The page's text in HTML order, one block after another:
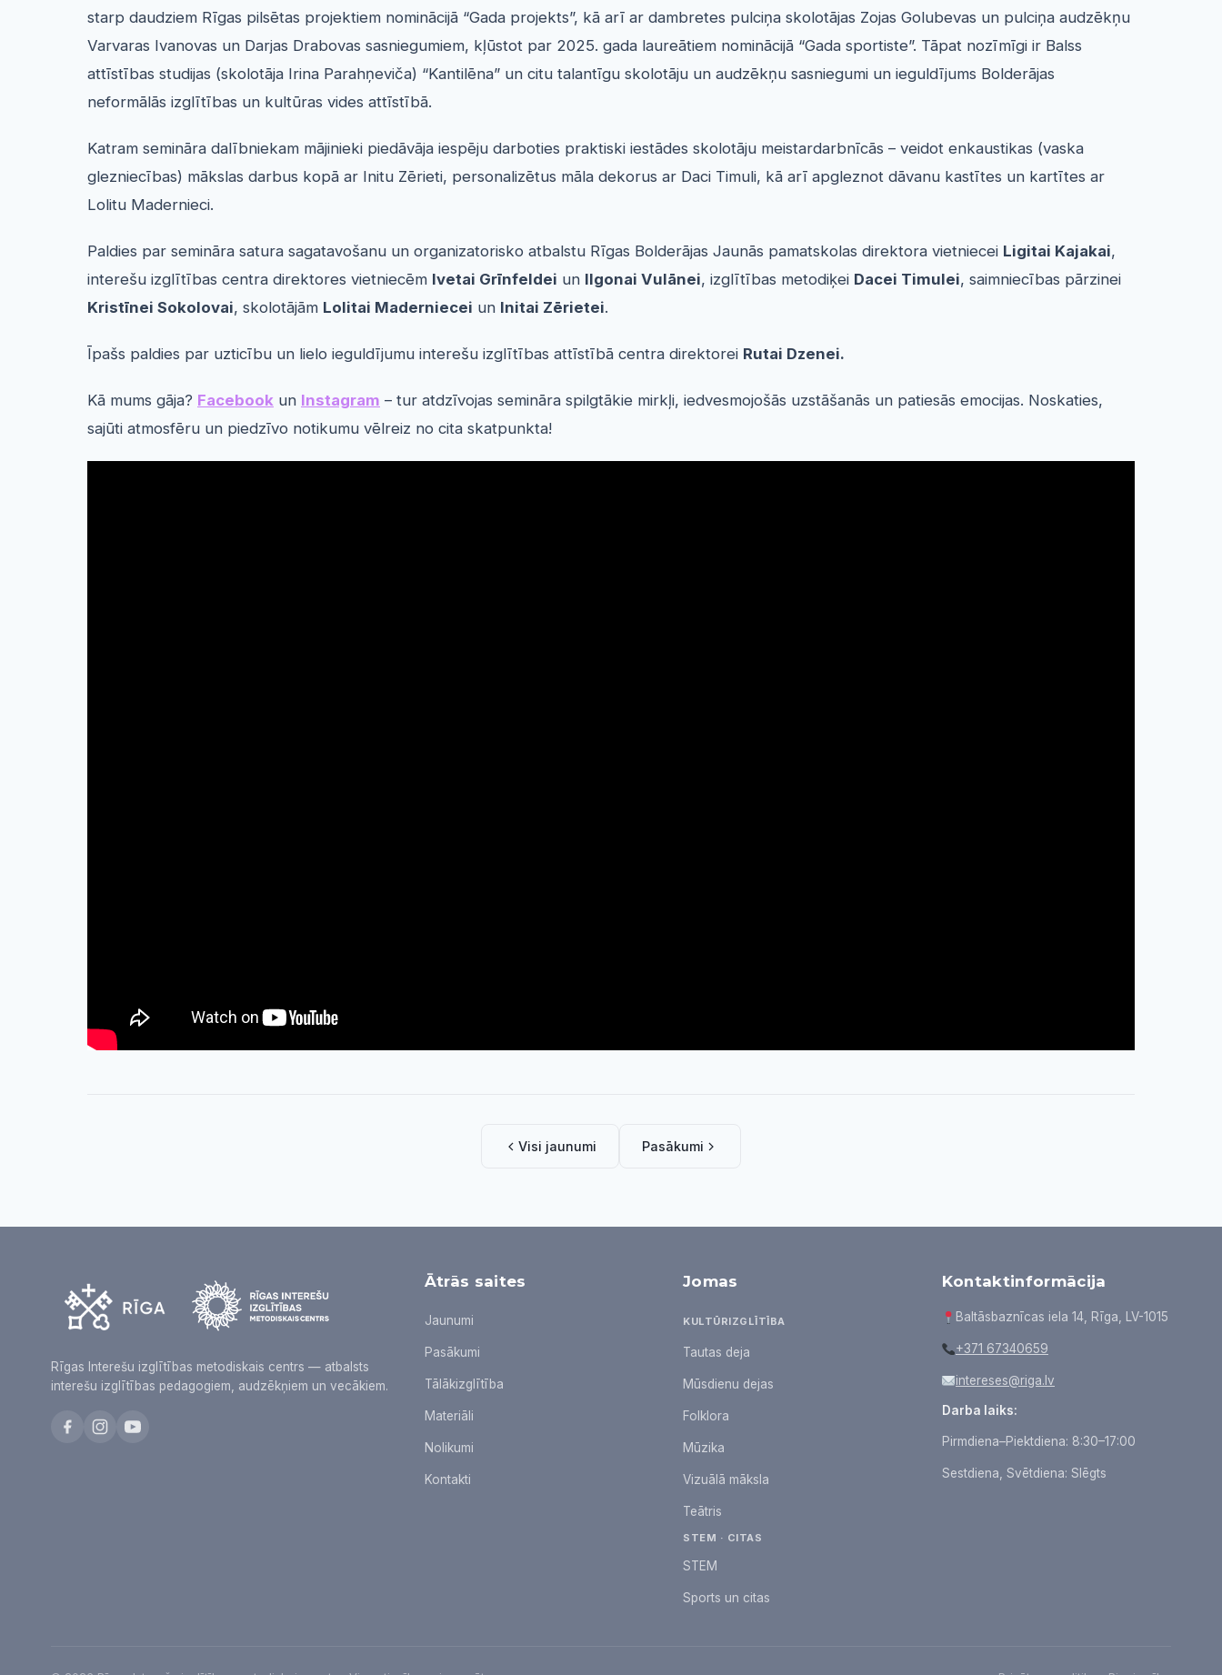
starp daudziem Rīgas pilsētas projektiem nominācijā “Gada projekts”, kā arī ar dambretes pulciņa skolotājas Zojas Golubevas un pulciņa audzēkņu
Varvaras Ivanovas un Darjas Drabovas sasniegumiem, kļūstot par 2025. gada laureātiem nominācijā “Gada sportiste”. Tāpat nozīmīgi ir Balss
attīstības studijas (skolotāja Irina Parahņeviča) “Kantilēna” un citu talantīgu skolotāju un audzēkņu sasniegumi un ieguldījums Bolderājas
neformālās izglītības un kultūras vides attīstībā.
Katram semināra dalībniekam mājinieki piedāvāja iespēju darboties praktiski iestādes skolotāju meistardarbnīcās – veidot enkaustikas (vaska
glezniecības) mākslas darbus kopā ar Initu Zērieti, personalizētus māla dekorus ar Daci Timuli, kā arī apgleznot dāvanu kastītes un kartītes ar
Lolitu Madernieci.
Paldies par semināra satura sagatavošanu un organizatorisko atbalstu Rīgas Bolderājas Jaunās pamatskolas direktora vietniecei Ligitai Kajakai,
interešu izglītības centra direktores vietniecēm Ivetai Grīnfeldei un Ilgonai Vulānei, izglītības metodiķei Dacei Timulei, saimniecības pārzinei
Kristīnei Sokolovai, skolotājām Lolitai Maderniecei un Initai Zērietei.
Īpašs paldies par uzticību un lielo ieguldījumu interešu izglītības attīstībā centra direktorei Rutai Dzenei.
Kā mums gāja? Facebook un Instagram – tur atdzīvojas semināra spilgtākie mirkļi, iedvesmojošās uzstāšanās un patiesās emocijas. Noskaties,
sajūti atmosfēru un piedzīvo notikumu vēlreiz no cita skatpunkta!
Visi jaunumi Pasākumi
Rīgas Interešu izglītības metodiskais centrs — atbalsts
interešu izglītības pedagogiem, audzēkņiem un vecākiem.
Ātrās saites
Jaunumi
Pasākumi
Tālākizglītība
Materiāli
Nolikumi
Kontakti
Jomas
KULTŪRIZGLĪTĪBA
Tautas deja
Mūsdienu dejas
Folklora
Mūzika
Vizuālā māksla
Teātris
STEM · CITAS
STEM
Sports un citas
Kontaktinformācija
Baltāsbaznīcas iela 14, Rīga, LV-1015
+371 67340659
intereses@riga.lv
Darba laiks:
Pirmdiena–Piektdiena: 8:30–17:00
Sestdiena, Svētdiena: Slēgts